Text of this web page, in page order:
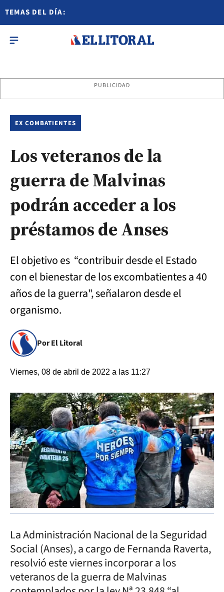
TEMAS DEL DÍA:
PUBLICIDAD
EX COMBATIENTES
Los veteranos de la
guerra de Malvinas
podrán acceder a los
préstamos de Anses
El objetivo es “contribuir desde el Estado
con el bienestar de los excombatientes a 40
años de la guerra", señalaron desde el
organismo.
Por El Litoral
Viernes, 08 de abril de 2022 a las 11:27
La Administración Nacional de la Seguridad
Social (Anses), a cargo de Fernanda Raverta,
resolvió este viernes incorporar a los
veteranos de la guerra de Malvinas